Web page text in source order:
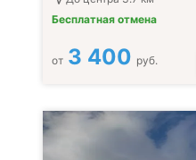
Бесплатная отмена
от 3 400 руб.